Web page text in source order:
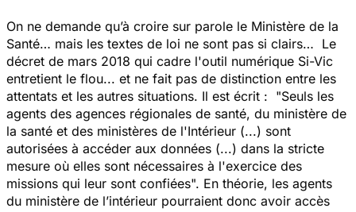
On ne demande qu’à croire sur parole le Ministère de la
Santé… mais les textes de loi ne sont pas si clairs… Le
décret de mars 2018 qui cadre l'outil numérique Si-Vic
entretient le flou... et ne fait pas de distinction entre les
attentats et les autres situations. Il est écrit : "Seuls les
agents des agences régionales de santé, du ministère de
la santé et des ministères de l'Intérieur (...) sont
autorisées à accéder aux données (...) dans la stricte
mesure où elles sont nécessaires à l'exercice des
missions qui leur sont confiées". En théorie, les agents
du ministère de l’intérieur pourraient donc avoir accès